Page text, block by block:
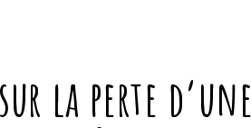
la perte d’une